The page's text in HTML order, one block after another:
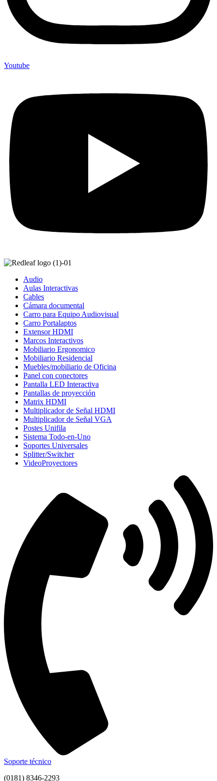
Youtube
Audio
Aulas Interactivas
Cables
Cámara documental
Carro para Equipo Audiovisual
Carro Portalaptos
Extensor HDMI
Marcos Interactivos
Mobiliario Ergonomico
Mobiliario Residencial
Muebles/mobiliario de Oficina
Panel con conectores
Pantalla LED Interactiva
Pantallas de proyección
Matrix HDMI
Multiplicador de Señal HDMI
Multiplicador de Señal VGA
Postes Unifila
Sistema Todo-en-Uno
Soportes Universales
Splitter/Switcher
VideoProyectores
Soporte técnico
(0181) 8346-2293